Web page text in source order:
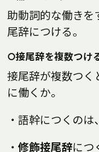
助動詞的な働きを
尾辞につける。
○接尾辞を複数つけ
接尾辞が複数つく
に働くか。
・語幹につくのは、
・ 修飾接尾辞につ